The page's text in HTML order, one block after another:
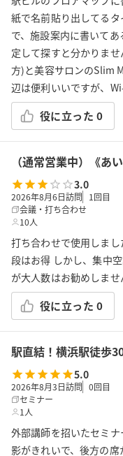
紙で名前貼り出してる
で、施設案内に書いて
定して探すと分かりま
方)と美容サロンのSlim
辺は便利いいですが、
役に立った 0
3.0
2026年8月6日訪問 1 回目
会議・打ち合わせ
10人
打ち合わせで使用しま
段はお得 しかし、集中
が大人数はお勧めしませ
役に立った 0
5.0
2026年8月3日訪問 0回目
セミナー
1人
外部講師を招いたセミ
影がきれいで、後方の